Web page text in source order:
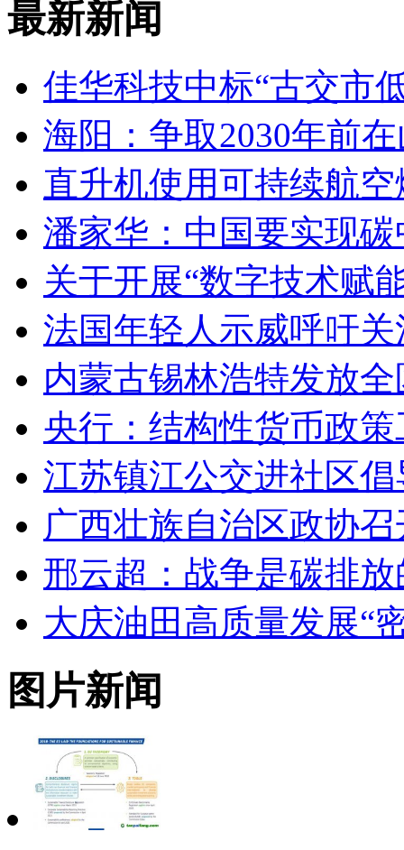
最新新闻
佳华科技中标“古交市
海阳：争取2030年前
直升机使用可持续航
潘家华：中国要实现
关于开展“数字技术赋
法国年轻人示威呼吁
内蒙古锡林浩特发放
央行：结构性货币政
江苏镇江公交进社区
广西壮族自治区政协
邢云超：战争是碳排
大庆油田高质量发展“
图片新闻